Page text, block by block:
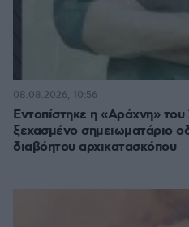
Εντοπίστηκε η «Αράχνη»
ξεχασμένο σημειωματάριο
διαβόητου αρχικατασκόπου
08.08.2026, 10:56